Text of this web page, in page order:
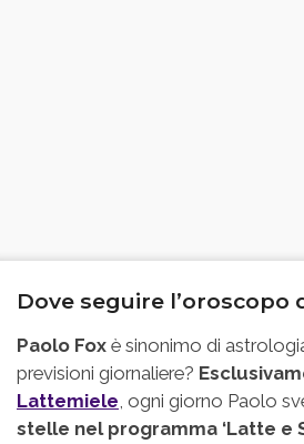
Dove seguire l’oroscopo
Paolo Fox è sinonimo di
previsioni giornaliere?
Lattemiele, ogni giorno Paolo
stelle nel programma ‘Latte e